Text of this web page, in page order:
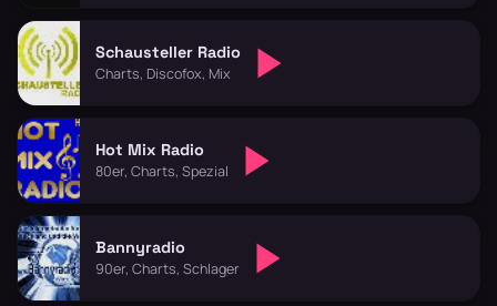
Schausteller Radio
Charts, Discofox, Mix
Hot Mix Radio
80er, Charts, Spezial
Bannyradio
90er, Charts, Schlager